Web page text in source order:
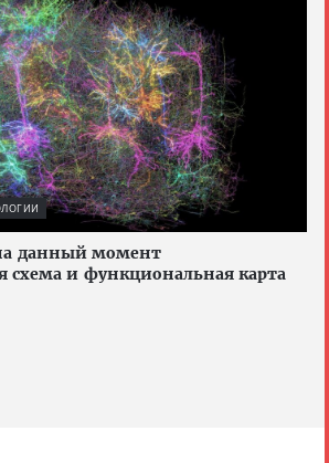
данный момент
схема и функциональная карта